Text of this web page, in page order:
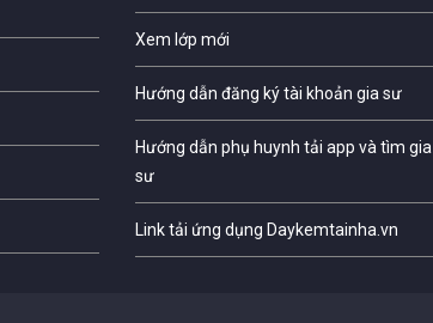
Xem lớp mới
Hướng dẫn đăng ký tài khoản gia sư
Hướng dẫn phụ huynh tải app và tìm gia
sư
Link tải ứng dụng Daykemtainha.vn